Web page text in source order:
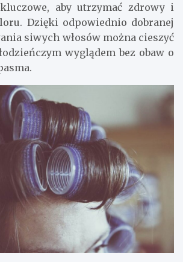
aby utrzymać zdrowy i
Dzięki odpowiednio dobranej
siwych włosów można cieszyć
wyglądem bez obaw o